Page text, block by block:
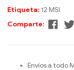
v
e
Etiqueta: 12 MSI
Comparte:
Envíos a todo